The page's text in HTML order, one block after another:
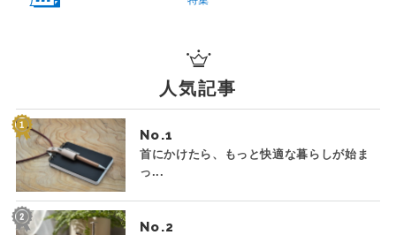
人気記事
No.
首にかけたら、もっと快適な暮らしが始ま
っ...
No.